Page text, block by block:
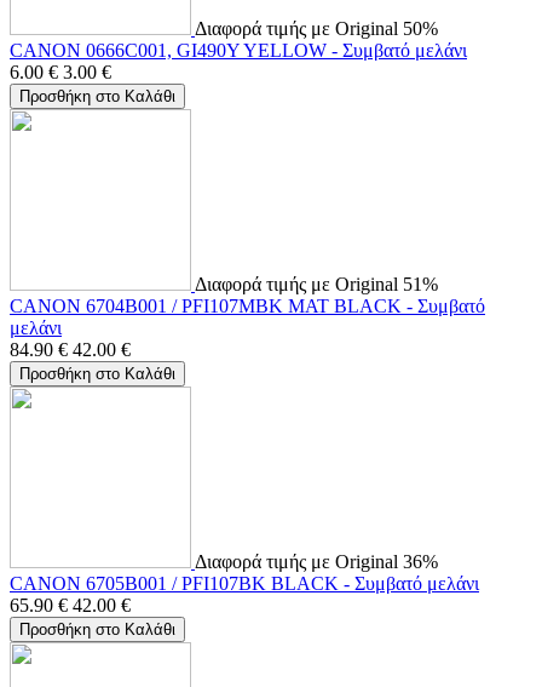
Διαφορά τιμής με Original 50%
CANON 0666C001, GI490Y YELLOW - Συμβατό μελάνι
6.00 € 3.00 €
Προσθήκη στο Καλάθι
Διαφορά τιμής με Original 51%
CANON 6704B001 / PFI107MBK MAT BLACK - Συμβατό
μελάνι
84.90 € 42.00 €
Προσθήκη στο Καλάθι
Διαφορά τιμής με Original 36%
CANON 6705B001 / PFI107BK BLACK - Συμβατό μελάνι
65.90 € 42.00 €
Προσθήκη στο Καλάθι